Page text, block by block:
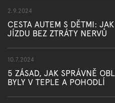
2.9.2024
CESTA AUTEM S DĚTMI:
JÍZDU BEZ ZTRÁTY NERVŮ
10.7.2024
5 ZÁSAD, JAK SPRÁVNĚ
BYLY V TEPLE A POHODLÍ